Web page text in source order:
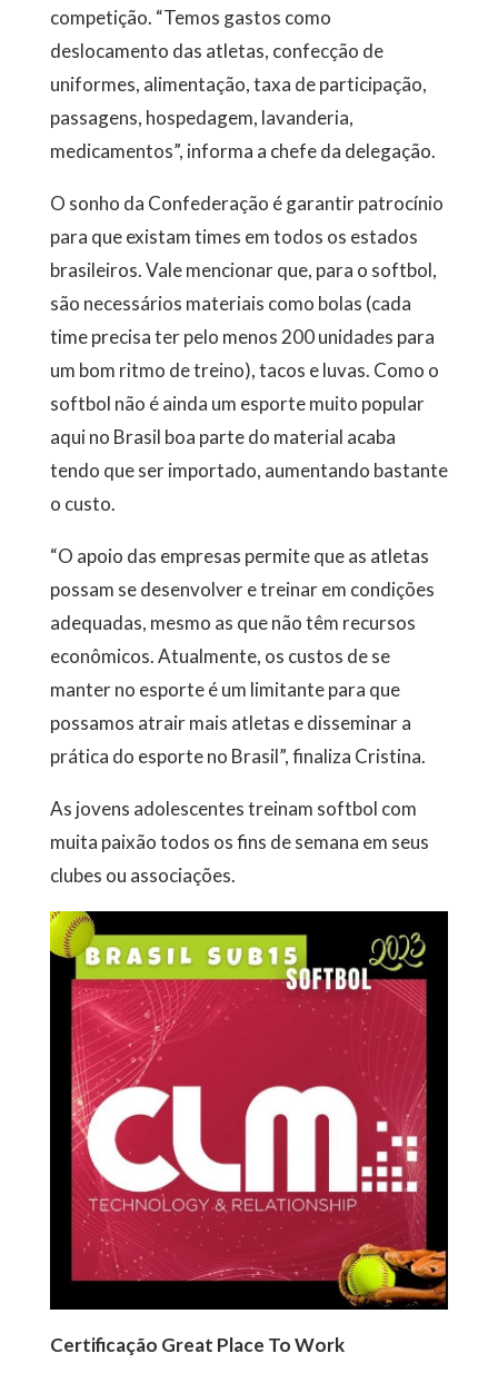
competição. “Temos gastos como
deslocamento das atletas, confecção de
uniformes, alimentação, taxa de participação,
passagens, hospedagem, lavanderia,
medicamentos”, informa a chefe da delegação.
O sonho da Confederação é garantir patrocínio
para que existam times em todos os estados
brasileiros. Vale mencionar que, para o softbol,
são necessários materiais como bolas (cada
time precisa ter pelo menos 200 unidades para
um bom ritmo de treino), tacos e luvas. Como o
softbol não é ainda um esporte muito popular
aqui no Brasil boa parte do material acaba
tendo que ser importado, aumentando bastante
o custo.
“O apoio das empresas permite que as atletas
possam se desenvolver e treinar em condições
adequadas, mesmo as que não têm recursos
econômicos. Atualmente, os custos de se
manter no esporte é um limitante para que
possamos atrair mais atletas e disseminar a
prática do esporte no Brasil”, finaliza Cristina.
As jovens adolescentes treinam softbol com
muita paixão todos os fins de semana em seus
clubes ou associações.
Certificação Great Place To Work